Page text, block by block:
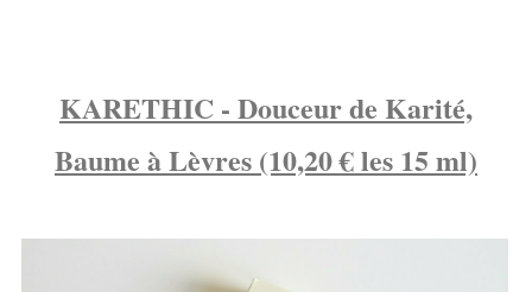
KARETHIC - Douceur de Karité,
Baume à Lèvres (10,20 € les 15 ml)